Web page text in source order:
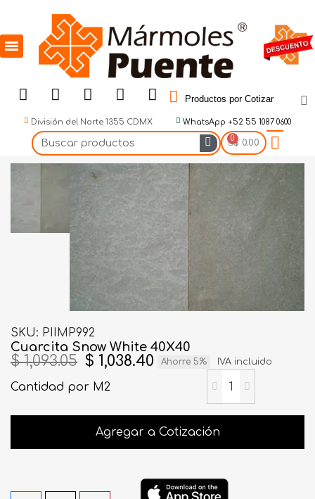
Productos por Cotizar
División del Norte 1355 CDMX WhatsApp +52 55 1087 0600
$ 0.00
SKU PIIMP992
Cuarcita Snow White 40X40
$ 1,093.05 $ 1,038.40 Ahorre 5% IVA incluido
Cantidad por M2
Agregar a Cotización